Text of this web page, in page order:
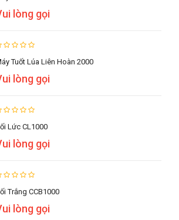
lòng gọi
Tuốt Lúa Liên Hoàn 2000
lòng gọi
Lức CL1000
lòng gọi
Trắng CCB1000
lòng gọi